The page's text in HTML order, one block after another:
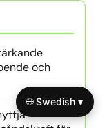
och
🌐 Swedish ▾